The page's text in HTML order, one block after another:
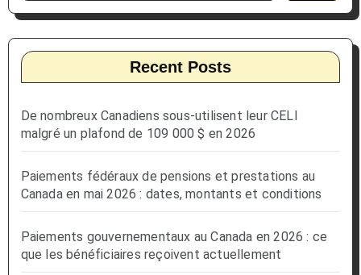
Recent Posts
De nombreux Canadiens sous-utilisent leur CELI
malgré un plafond de 109 000 $ en 2026
Paiements fédéraux de pensions et prestations au
Canada en mai 2026 : dates, montants et conditions
Paiements gouvernementaux au Canada en 2026 : ce
que les bénéficiaires reçoivent actuellement